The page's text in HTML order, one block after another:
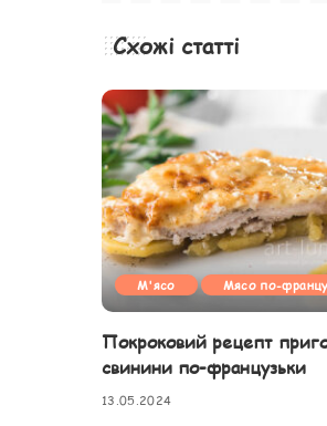
Схожі статті
М'ясо Мясо по-
Покроковий рецепт
свинини по-французьки
13.05.2024